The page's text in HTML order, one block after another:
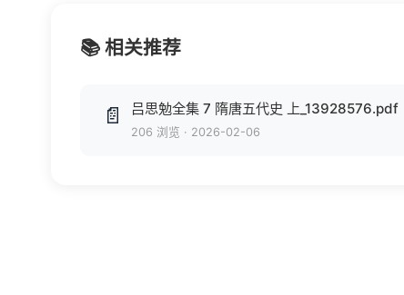
📚 相关推荐
📄 吕思勉全集 7 隋唐五代史 上_13928576.pdf
206 浏览 · 2026-02-06